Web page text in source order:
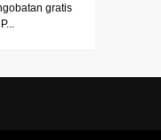
gratis